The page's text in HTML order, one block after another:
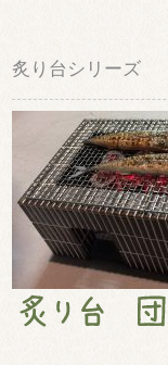
炙り台シリーズ